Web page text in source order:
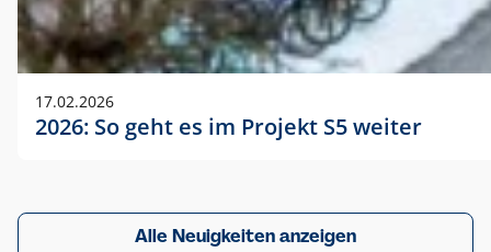
17.02.2026
2026: So geht es im Projekt S5 weiter
Alle Neuigkeiten anzeigen